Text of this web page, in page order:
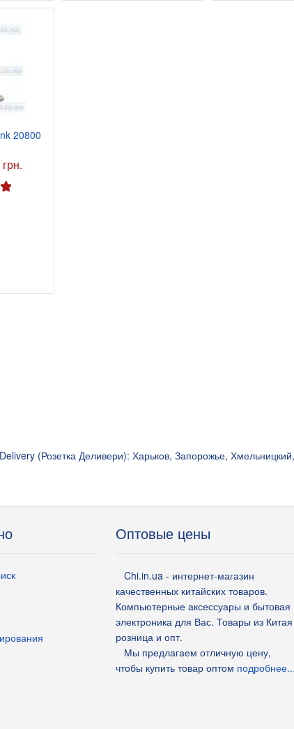
20800
(Розетка Деливери): Харьков, Запорожье,
Оптовые цены
Chi.in.ua - интернет-магазин
качественных китайских товаров.
Компьютерные аксессуары и бытовая
электроника для Вас. Товары из Китая
розница и опт.
Мы предлагаем отличную цену,
чтобы купить товар оптом подробнее...